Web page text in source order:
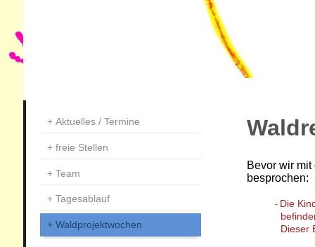
Bevor wir
besprochen:
- Die
Dieser
Aktuelles / Termine
freie Stellen
Team
Tagesablauf
Waldprojektwochen